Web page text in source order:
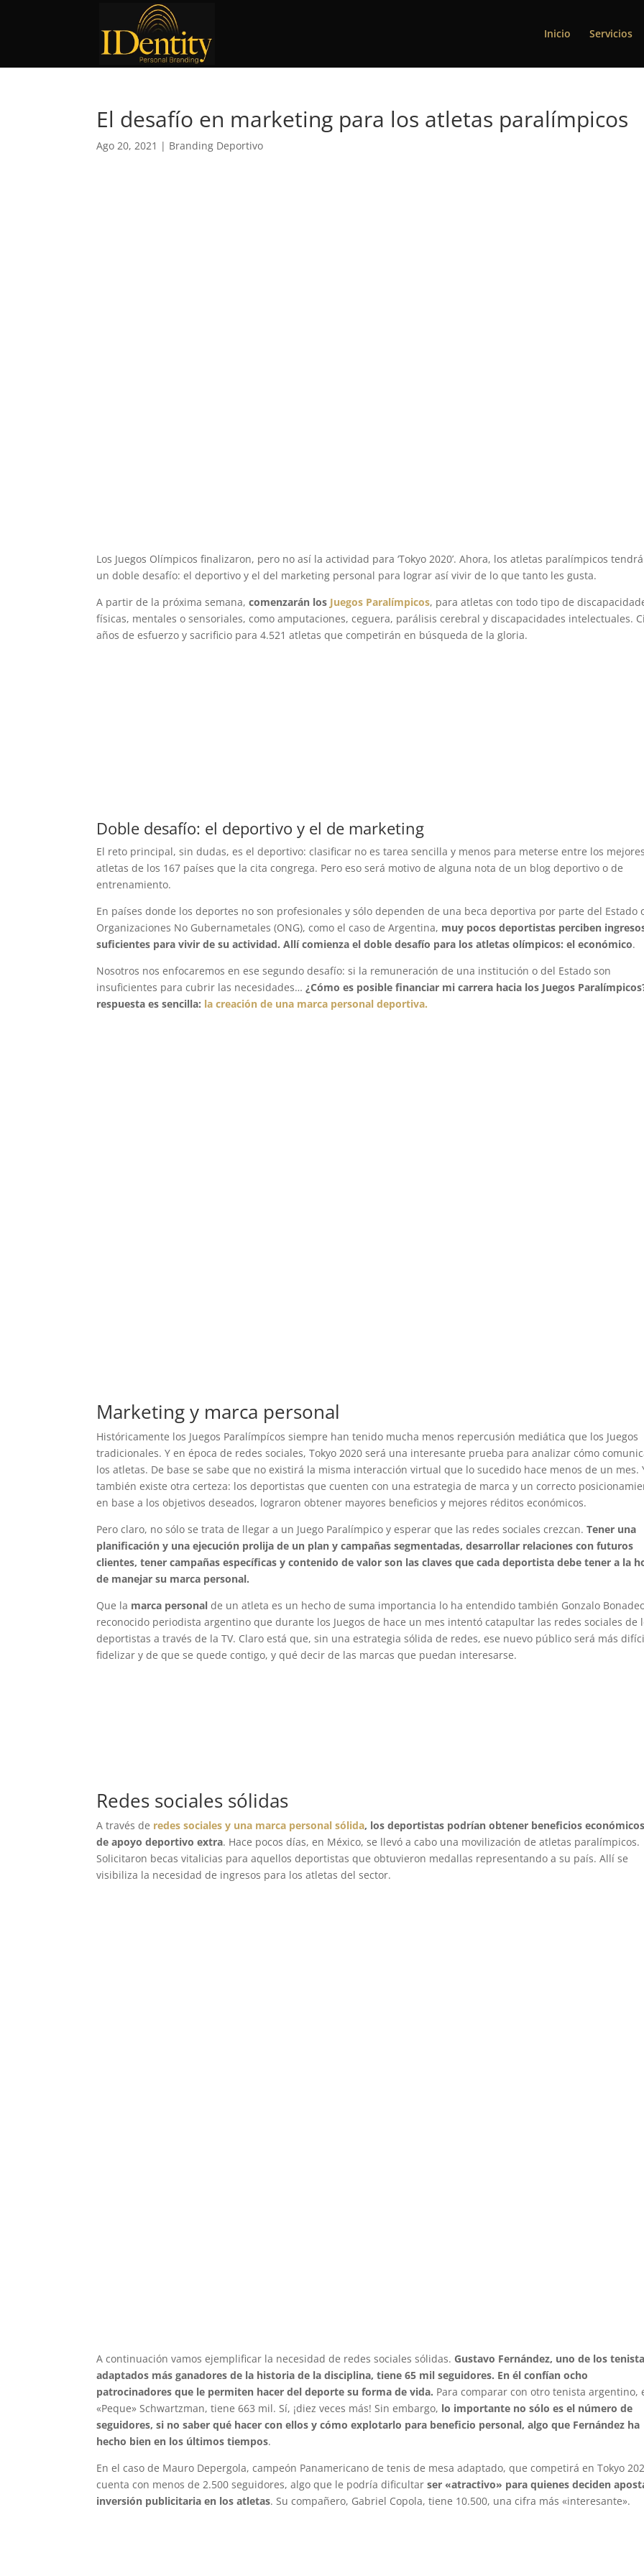
Inicio Servicios
El desafío en marketing para los atletas paralímpicos
Ago 20, 2021 | Branding Deportivo
Los Juegos Olímpicos finalizaron, pero no así la actividad para ‘Tokyo 2020’. Ahora, los atletas paralímpicos
un doble desafío: el deportivo y el del marketing personal para lograr así vivir de lo que tanto les gusta.
A partir de la próxima semana,comenzarán los Juegos Paralímpicos, para atletas con todo tipo de
físicas, mentales o sensoriales, como amputaciones, ceguera, parálisis cerebral y discapacidades intelectuales.
años de esfuerzo y sacrificio para 4.521 atletas que competirán en búsqueda de la gloria.
Doble desafío: el deportivo y el de marketing
El reto principal, sin dudas, es el deportivo: clasificar no es tarea sencilla y menos para meterse entre los
atletas de los 167 países que la cita congrega. Pero eso será motivo de alguna nota de un blog deportivo o de
entrenamiento.
En países donde los deportes no son profesionales y sólo dependen de una beca deportiva por parte del Estado
Organizaciones No Gubernametales (ONG), como el caso de Argentina, muy pocos deportistas perciben
suficientes para vivir de su actividad. Allí comienza el doble desafío para los atletas olímpicos: el económico.
Nosotros nos enfocaremos en ese segundo desafío: si la remuneración de una institución o del Estado son
insuficientes para cubrir las necesidades… ¿Cómo es posible financiar mi carrera hacia los Juegos
respuesta es sencilla: la creación de una marca personal deportiva.
Marketing y marca personal
Históricamente los Juegos Paralímpícos siempre han tenido mucha menos repercusión mediática que los Juegos
tradicionales. Y en época de redes sociales, Tokyo 2020 será una interesante prueba para analizar cómo
los atletas. De base se sabe que no existirá la misma interacción virtual que lo sucedido hace menos de un mes.
también existe otra certeza: los deportistas que cuenten con una estrategia de marca y un correcto
en base a los objetivos deseados, lograron obtener mayores beneficios y mejores réditos económicos.
Pero claro, no sólo se trata de llegar a un Juego Paralímpico y esperar que las redes sociales crezcan.Tener una
planificación y una ejecución prolija de un plan y campañas segmentadas, desarrollar relaciones con futuros
clientes, tener campañas específicas y contenido de valor son las claves que cada deportista debe tener a la
de manejar su marca personal.
Que la marca personal de un atleta es un hecho de suma importancia lo ha entendido también Gonzalo
reconocido periodista argentino que durante los Juegos de hace un mes intentó catapultar las redes sociales de
deportistas a través de la TV. Claro está que, sin una estrategia sólida de redes, ese nuevo público será más
fidelizar y de que se quede contigo, y qué decir de las marcas que puedan interesarse.
Redes sociales sólidas
A través de redes sociales y una marca personal sólida, los deportistas podrían obtener beneficios
de apoyo deportivo extra. Hace pocos días, en México, se llevó a cabo una movilización de atletas paralímpicos.
Solicitaron becas vitalicias para aquellos deportistas que obtuvieron medallas representando a su país. Allí se
visibiliza la necesidad de ingresos para los atletas del sector.
A continuación vamos ejemplificar la necesidad de redes sociales sólidas. Gustavo Fernández, uno de los
adaptados más ganadores de la historia de la disciplina, tiene 65 mil seguidores. En él confían ocho
patrocinadores que le permiten hacer del deporte su forma de vida. Para comparar con otro tenista argentino,
«Peque» Schwartzman, tiene 663 mil. Sí, ¡diez veces más! Sin embargo, lo importante no sólo es el número de
seguidores, si no saber qué hacer con ellos y cómo explotarlo para beneficio personal, algo que Fernández ha
hecho bien en los últimos tiempos.
En el caso de Mauro Depergola, campeón Panamericano de tenis de mesa adaptado, que competirá en Tokyo
cuenta con menos de 2.500 seguidores, algo que le podría dificultarser «atractivo» para quienes deciden
inversión publicitaria en los atletas. Su compañero, Gabriel Copola, tiene 10.500, una cifra más «interesante».